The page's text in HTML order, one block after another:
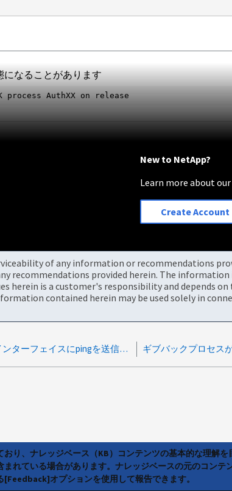
なることがあります
AuthXX on release
New to NetApp?
Learn more about
Create Account
of any information or recommendations
recommendations provided herein. The information
is a customer's responsibility and depends
contained herein may be used solely in
PCからネットアップのインターフェイスにpingを送信すると、（DUP！）と応答します。 エントリ
り、ナレッジベース（KB）コンテンツの基本的な理解
れている場合があります。ナレッジベースの元のコンテ
オプションを使用して報告できます。